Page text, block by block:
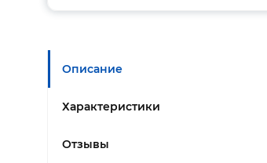
Описание
Характеристики
Отзывы